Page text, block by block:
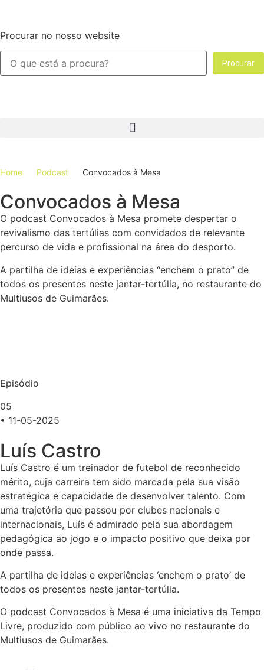
Procurar no nosso website
Procurar
Home Podcast Convocados à Mesa
Convocados à Mesa
O podcast Convocados à Mesa promete despertar o
revivalismo das tertúlias com convidados de relevante
percurso de vida e profissional na área do desporto.
A partilha de ideias e experiências “enchem o prato” de
todos os presentes neste jantar-tertúlia, no restaurante do
Multiusos de Guimarães.
Episódio
05
• 11-05-2025
Luís Castro
Luís Castro é um treinador de futebol de reconhecido
mérito, cuja carreira tem sido marcada pela sua visão
estratégica e capacidade de desenvolver talento. Com
uma trajetória que passou por clubes nacionais e
internacionais, Luís é admirado pela sua abordagem
pedagógica ao jogo e o impacto positivo que deixa por
onde passa.
A partilha de ideias e experiências ‘enchem o prato’ de
todos os presentes neste jantar-tertúlia.
O podcast Convocados à Mesa é uma iniciativa da Tempo
Livre, produzido com público ao vivo no restaurante do
Multiusos de Guimarães.